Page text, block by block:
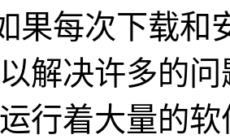
果每次下载和
解决许多的
行着大量的